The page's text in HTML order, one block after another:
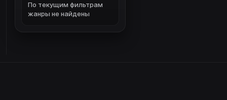
По текущим фильтрам
жанры не найдены